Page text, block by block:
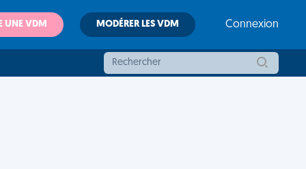
UNE VDM MODÉRER LES VDM Connexion